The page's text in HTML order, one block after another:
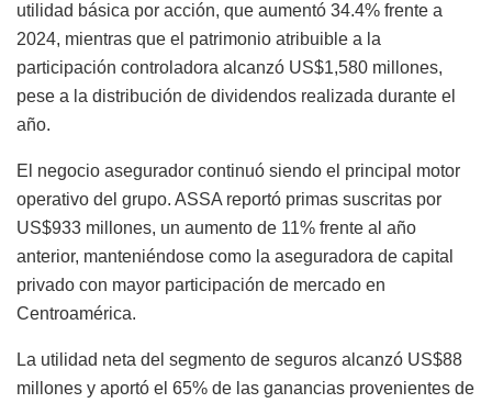
utilidad básica por acción, que aumentó 34.4% frente a
2024, mientras que el patrimonio atribuible a la
participación controladora alcanzó US$1,580 millones,
pese a la distribución de dividendos realizada durante el
año.
El negocio asegurador continuó siendo el principal motor
operativo del grupo. ASSA reportó primas suscritas por
US$933 millones, un aumento de 11% frente al año
anterior, manteniéndose como la aseguradora de capital
privado con mayor participación de mercado en
Centroamérica.
La utilidad neta del segmento de seguros alcanzó US$88
millones y aportó el 65% de las ganancias provenientes de